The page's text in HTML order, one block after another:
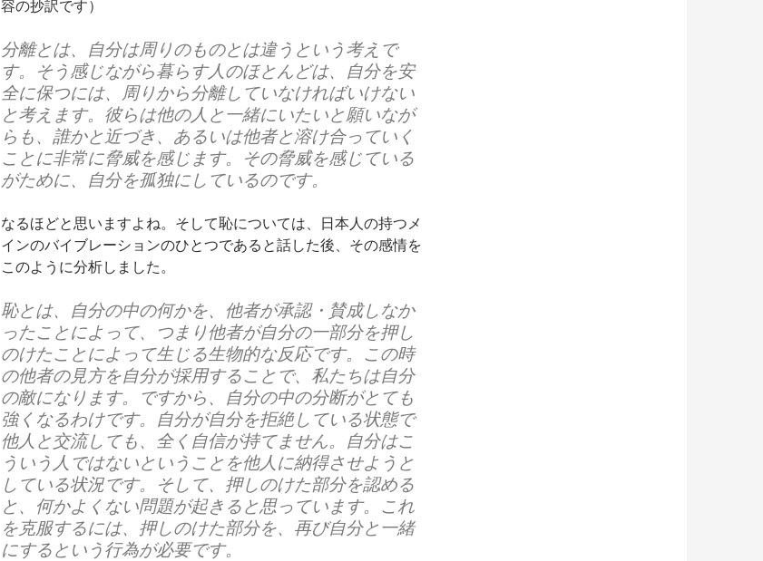
容の抄訳です）
分離とは、自分は周りのものとは違うという考えで
す。そう感じながら暮らす人のほとんどは、自分を安
全に保つには、周りから分離していなければいけない
と考えます。彼らは他の人と一緒にいたいと願いなが
らも、誰かと近づき、あるいは他者と溶け合っていく
ことに非常に脅威を感じます。その脅威を感じている
がために、自分を孤独にしているのです。
なるほどと思いますよね。そして恥については、日本人の持つメ
インのバイブレーションのひとつであると話した後、その感情を
このように分析しました。
恥とは、自分の中の何かを、他者が承認・賛成しなか
ったことによって、つまり他者が自分の一部分を押し
のけたことによって生じる生物的な反応です。この時
の他者の見方を自分が採用することで、私たちは自分
の敵になります。ですから、自分の中の分断がとても
強くなるわけです。自分が自分を拒絶している状態で
他人と交流しても、全く自信が持てません。自分はこ
ういう人ではないということを他人に納得させようと
している状況です。そして、押しのけた部分を認める
と、何かよくない問題が起きると思っています。これ
を克服するには、押しのけた部分を、再び自分と一緒
にするという行為が必要です。